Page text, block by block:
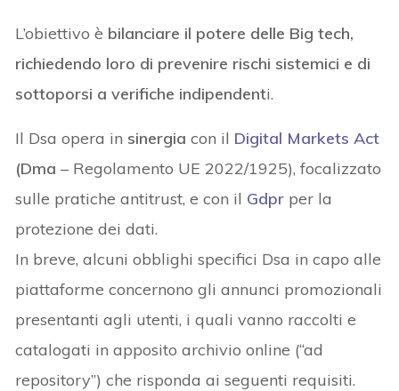
L’obiettivo è bilanciare il potere delle Big tech,
richiedendo loro di prevenire rischi sistemici e di
sottoporsi a verifiche indipendenti.
Il Dsa opera in sinergia con il Digital Markets Act
(Dma – Regolamento UE 2022/1925), focalizzato
sulle pratiche antitrust, e con il Gdpr per la
protezione dei dati.
In breve, alcuni obblighi specifici Dsa in capo alle
piattaforme concernono gli annunci promozionali
presentanti agli utenti, i quali vanno raccolti e
catalogati in apposito archivio online (“ad
repository”) che risponda ai seguenti requisiti.